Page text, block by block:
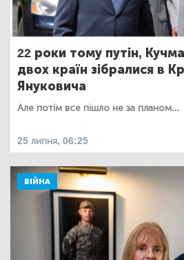
22 роки тому путін,
двох країн зібралися в
Януковича
Але потім все пішло не за планом...
25 липня, 06:25
ВІЙНА